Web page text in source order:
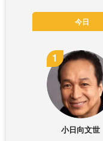
今日
小日向文世